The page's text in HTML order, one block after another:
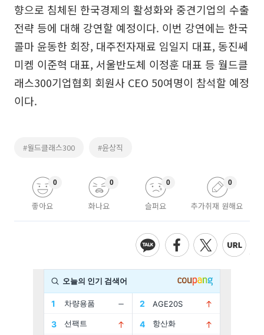
향으로 침체된 한국경제의 활성화와 중견기업의 수출
전략 등에 대해 강연할 예정이다. 이번 강연에는 한국
콜마 윤동한 회장, 대주전자재료 임일지 대표, 동진쎄
미켐 이준혁 대표, 서울반도체 이정훈 대표 등 월드클
래스300기업협회 회원사 CEO 50여명이 참석할 예정
이다.
#월드클래스300 #윤상직
좋아요
0
화나요
0
슬퍼요
0
추가취재 원해요
0